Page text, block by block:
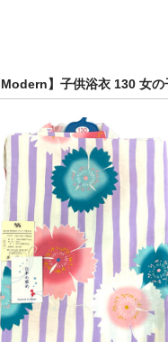
Modern】子供浴衣 130 女